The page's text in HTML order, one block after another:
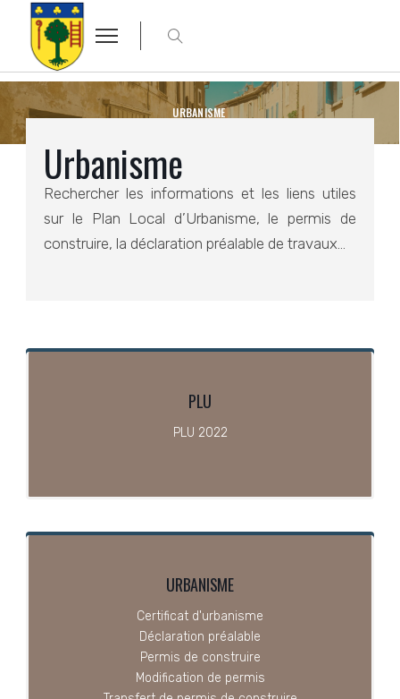
URBANISME
Urbanisme
Rechercher les informations et les liens utiles
sur le Plan Local d’Urbanisme, le permis de
construire, la déclaration préalable de travaux…
PLU
PLU 2022
URBANISME
Certificat d'urbanisme
Déclaration préalable
Permis de construire
Modification de permis